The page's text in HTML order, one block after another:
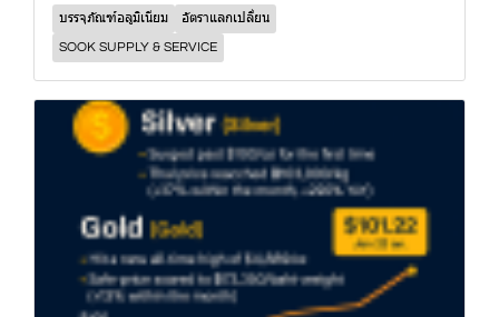
บรรจุภัณฑ์อลูมิเนียม
อัตราแลกเปลี่ยน
SOOK SUPPLY & SERVICE